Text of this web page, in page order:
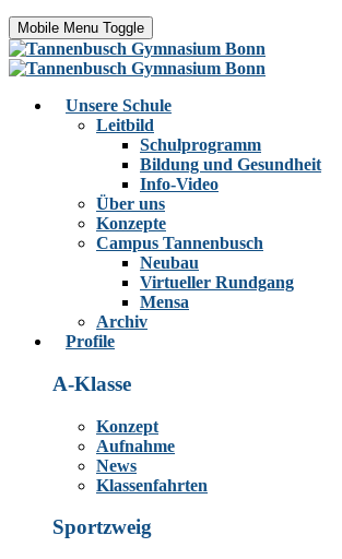
Mobile Menu Toggle
Unsere Schule
Leitbild
Schulprogramm
Bildung und Gesundheit
Info-Video
Über uns
Konzepte
Campus Tannenbusch
Neubau
Virtueller Rundgang
Mensa
Archiv
Profile
A-Klasse
Konzept
Aufnahme
News
Klassenfahrten
Sportzweig